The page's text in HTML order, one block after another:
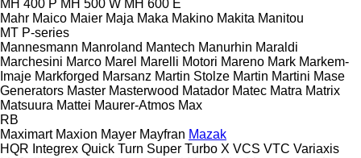
MH 400 P MH 500 W MH 600 E
Mahr Maico Maier Maja Maka Makino Makita Manitou
MT P-series
Mannesmann Manroland Mantech Manurhin Maraldi
Marchesini Marco Marel Marelli Motori Mareno Mark Markem-
Imaje Markforged Marsanz Martin Stolze Martin Martini Mase
Generators Master Masterwood Matador Matec Matra Matrix
Matsuura Mattei Maurer-Atmos Max
RB
Maximart Maxion Mayer Mayfran Mazak
HQR Integrex Quick Turn Super Turbo X VCS VTC Variaxis